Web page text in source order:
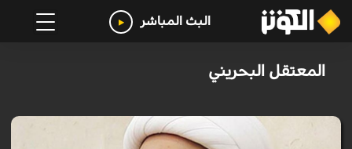
البث المباشر
المعتقل البحريني